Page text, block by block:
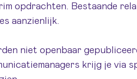
opdrachten. Bestaande
aanzienlijk.
niet openbaar
krijg je via